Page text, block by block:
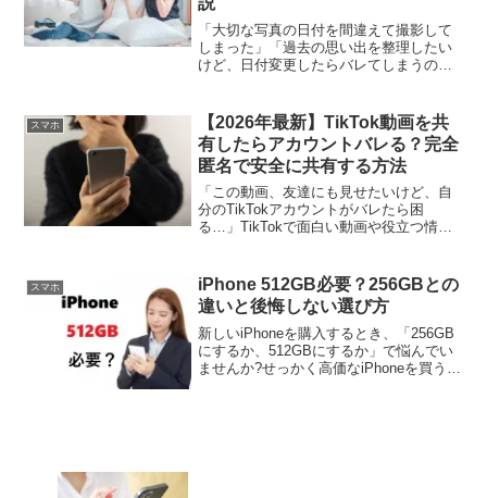
「大切な写真の日付を間違えて撮影して
しまった」「過去の思い出を整理したい
けど、日付変更したらバレてしまうので
日付に関する悩みを抱えています。海外
旅行先でタイムゾー...
スマホ
【2026年最新】TikTok動画を共
有したらアカウントバレる？完全
匿名で安全に共有する方法
「この動画、友達にも見せたいけど、自
分のTikTokアカウントがバレたら困
る…」TikTokで面白い動画や役立つ情報
僚や学校の友人に、プライベートな
TikTokアカウン...
スマホ
iPhone 512GB必要？256GBとの
違いと後悔しない選び方
新しいiPhoneを購入するとき、「256GB
にするか、512GBにするか」で悩んでい
ませんか?せっかく高価なiPhoneを買うな